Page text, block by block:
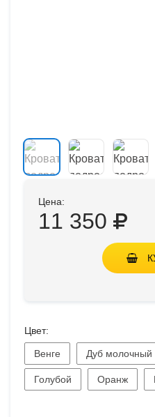
Цена:
11 350
Цвет:
Венге Дуб молочный
Голубой Оранж